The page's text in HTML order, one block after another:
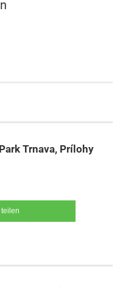
Trnava, Prílohy
teilen